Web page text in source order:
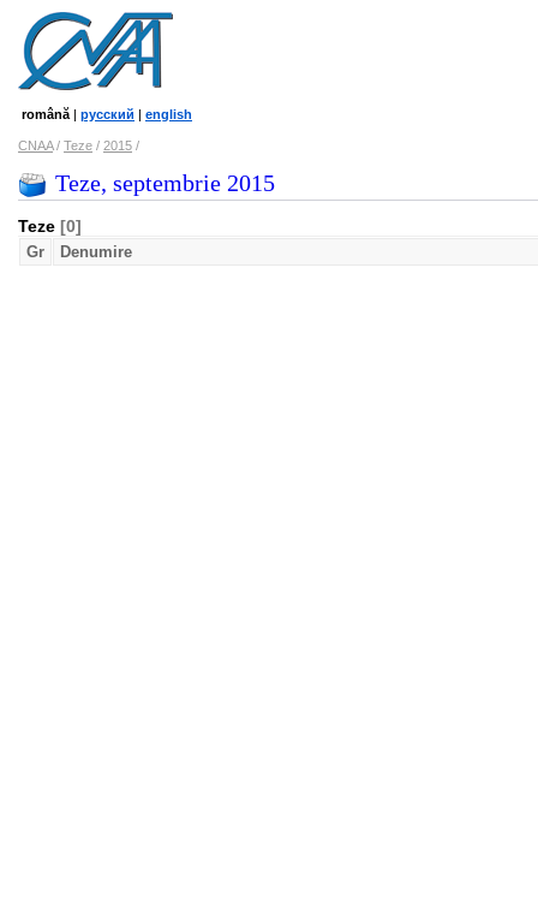
română | русский | english
CNAA/ Teze / 2015 /
Teze, septembrie 2015
Teze [0]
Gr Denumire